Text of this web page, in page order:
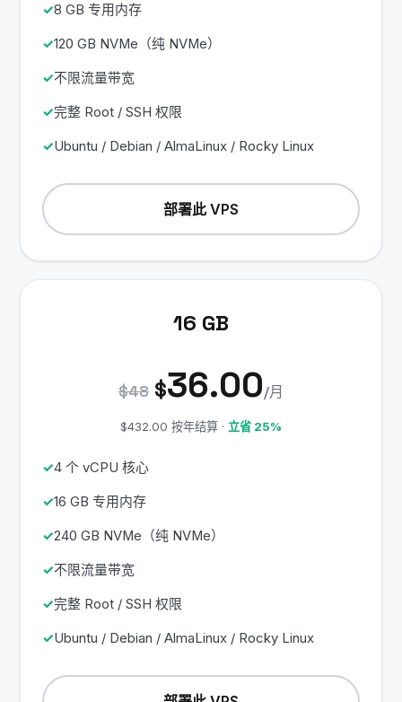
8 GB 专用内存
120 GB NVMe（纯 NVMe）
不限流量带宽
完整 Root / SSH 权限
Ubuntu / Debian / AlmaLinux / Rocky Linux
部署此 VPS
16 GB
$48 $36.00/月
$432.00 按年结算 · 立省 25%
4 个 vCPU 核心
16 GB 专用内存
240 GB NVMe（纯 NVMe）
不限流量带宽
完整 Root / SSH 权限
Ubuntu / Debian / AlmaLinux / Rocky Linux